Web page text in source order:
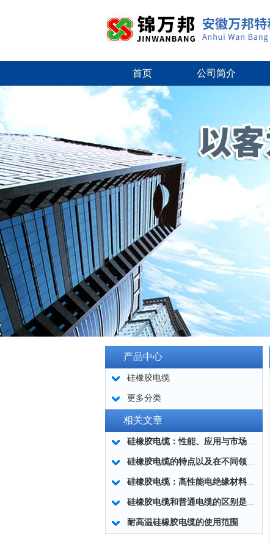
首页 公司简介
产品中心
硅橡胶电缆
更多分类
相关文章
硅橡胶电缆：性能、应用与市场前景
硅橡胶电缆的特点以及在不同领域中所发挥的重要作用
硅橡胶电缆：高性能电绝缘材料的的美好应用
硅橡胶电缆和普通电缆的区别是什么？为你揭晓答案！
耐高温硅橡胶电缆的使用范围